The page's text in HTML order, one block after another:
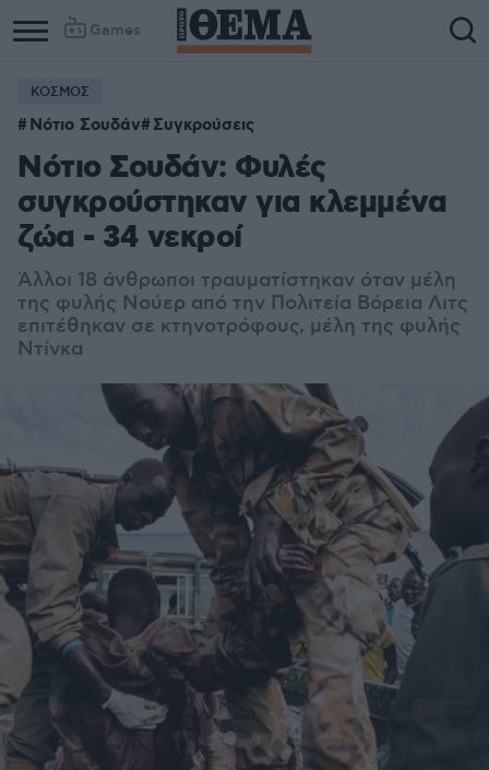
Games
Column
1
Column
2
ΚΟΣΜΟΣ
Νότιο Σουδάν Συγκρούσεις
Νότιο Σουδάν: Φυλές
συγκρούστηκαν για κλεμμένα
ζώα - 34 νεκροί
Άλλοι 18 άνθρωποι τραυματίστηκαν όταν μέλη
της φυλής Νούερ από την Πολιτεία Βόρεια Λιτς
επιτέθηκαν σε κτηνοτρόφους, μέλη της φυλής
Ντίνκα